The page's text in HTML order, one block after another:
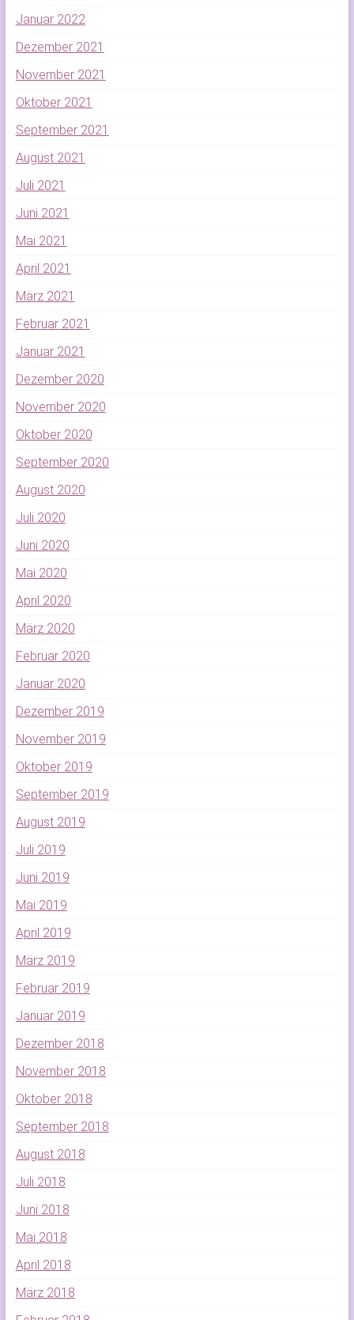
Januar 2022
Dezember 2021
November 2021
Oktober 2021
September 2021
August 2021
Juli 2021
Juni 2021
Mai 2021
April 2021
März 2021
Februar 2021
Januar 2021
Dezember 2020
November 2020
Oktober 2020
September 2020
August 2020
Juli 2020
Juni 2020
Mai 2020
April 2020
März 2020
Februar 2020
Januar 2020
Dezember 2019
November 2019
Oktober 2019
September 2019
August 2019
Juli 2019
Juni 2019
Mai 2019
April 2019
März 2019
Februar 2019
Januar 2019
Dezember 2018
November 2018
Oktober 2018
September 2018
August 2018
Juli 2018
Juni 2018
Mai 2018
April 2018
März 2018